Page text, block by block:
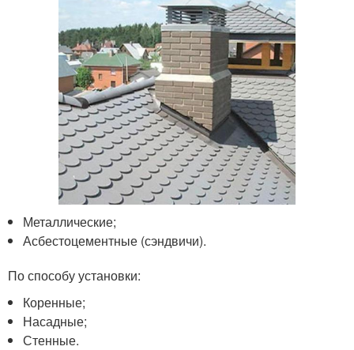
Металлические;
Асбестоцементные (сэндвичи).
По способу установки:
Коренные;
Насадные;
Стенные.